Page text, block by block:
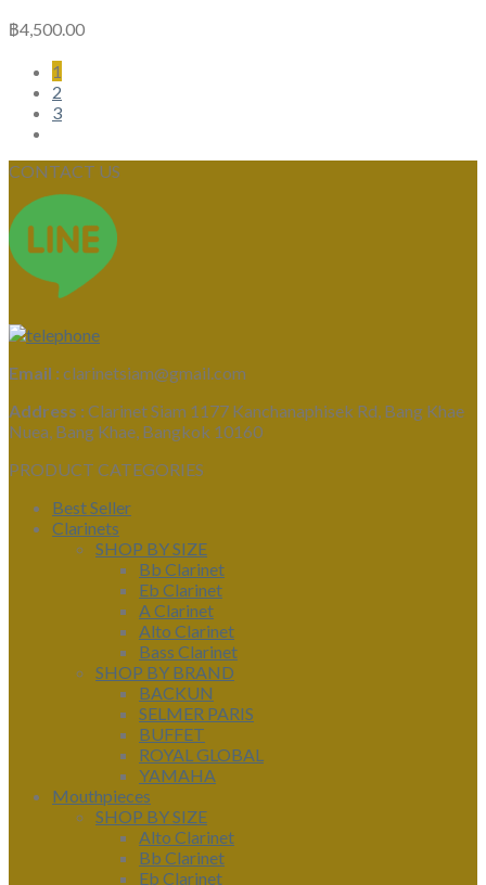
฿4,500.00
1
2
3
CONTACT US
Email : clarinetsiam@gmail.com
Address : Clarinet Siam 1177 Kanchanaphisek Rd, Bang Khae
Nuea, Bang Khae, Bangkok 10160
PRODUCT CATEGORIES
Best Seller
Clarinets
SHOP BY SIZE
Bb Clarinet
Eb Clarinet
A Clarinet
Alto Clarinet
Bass Clarinet
SHOP BY BRAND
BACKUN
SELMER PARIS
BUFFET
ROYAL GLOBAL
YAMAHA
Mouthpieces
SHOP BY SIZE
Alto Clarinet
Bb Clarinet
Eb Clarinet